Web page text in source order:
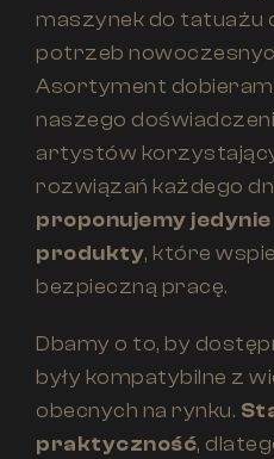
maszynek do tatuażu
potrzeb
Asortyment
naszego
artystów
rozwiązań każdego
proponujemy
produkty, które
bezpieczną pracę.
Dbamy o to, by
były kompatybilne z
obecnych na rynku.
praktyczność,